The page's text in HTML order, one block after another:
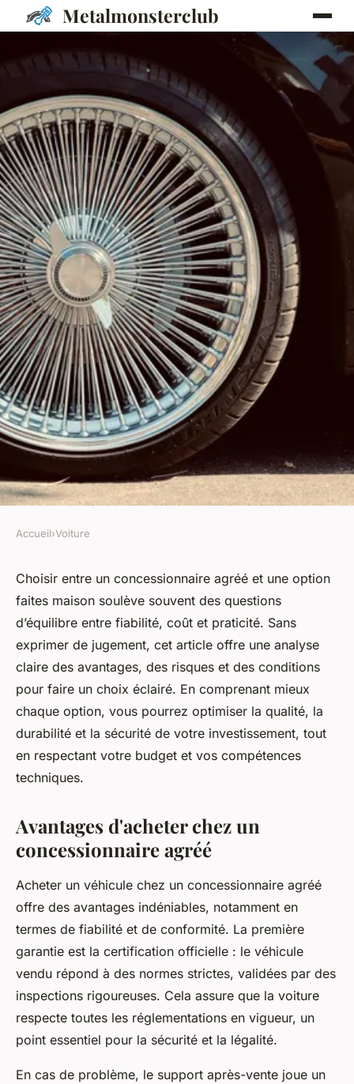
Metalmonsterclub
Guide d'achat :
concessionnaire agréé versus
option fait maison
Camille•4 août 2025•4 min de lecture
Accueil›Voiture
Choisir entre un concessionnaire agréé et une option
faites maison soulève souvent des questions
d’équilibre entre fiabilité, coût et praticité. Sans
exprimer de jugement, cet article offre une analyse
claire des avantages, des risques et des conditions
pour faire un choix éclairé. En comprenant mieux
chaque option, vous pourrez optimiser la qualité, la
durabilité et la sécurité de votre investissement, tout
en respectant votre budget et vos compétences
techniques.
Avantages d'acheter chez un
concessionnaire agréé
Acheter un véhicule chez un concessionnaire agréé
offre des avantages indéniables, notamment en
termes de fiabilité et de conformité. La première
garantie est la certification officielle : le véhicule
vendu répond à des normes strictes, validées par des
inspections rigoureuses. Cela assure que la voiture
respecte toutes les réglementations en vigueur, un
point essentiel pour la sécurité et la légalité.
En cas de problème, le support après-vente joue un